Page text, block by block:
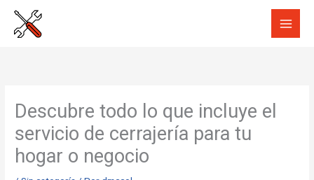
Descubre todo lo que incluye el
servicio de cerrajería para tu
hogar o negocio